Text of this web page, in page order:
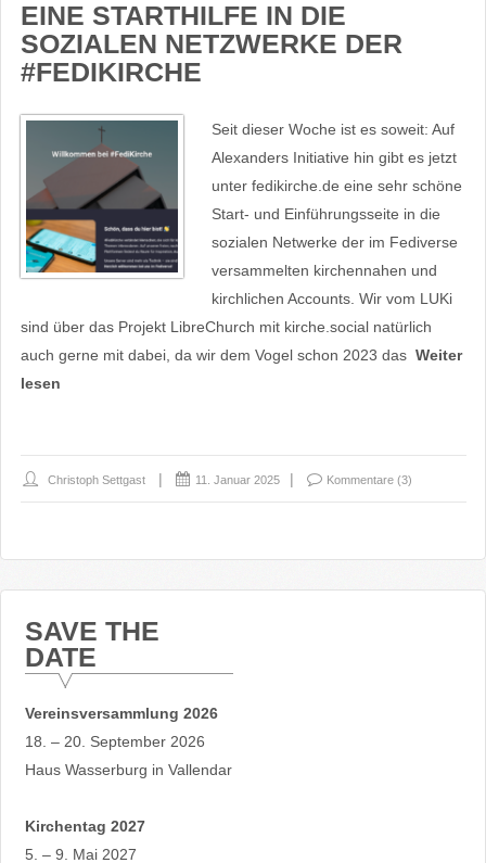
EINE STARTHILFE IN DIE
SOZIALEN NETZWERKE DER
#FEDIKIRCHE
Seit dieser Woche ist es soweit: Auf
Alexanders Initiative hin gibt es jetzt
unter fedikirche.de eine sehr schöne
Start- und Einführungsseite in die
sozialen Netwerke der im Fediverse
versammelten kirchennahen und
kirchlichen Accounts. Wir vom LUKi
sind über das Projekt LibreChurch mit kirche.social natürlich
auch gerne mit dabei, da wir dem Vogel schon 2023 das Weiter
lesen
Christoph Settgast 11. Januar 2025 Kommentare (3)
SAVE THE
DATE
Vereinsversammlung 2026
18. – 20. September 2026
Haus Wasserburg in Vallendar
Kirchentag 2027
5. – 9. Mai 2027